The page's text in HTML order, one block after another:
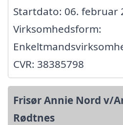
Startdato: 06. februar
Virksomhedsform:
CVR: 38385798
Frisør Annie Nord v/
Rødtnes